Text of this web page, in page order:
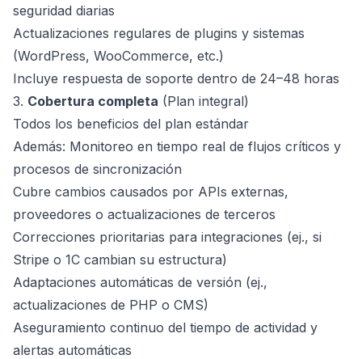
seguridad diarias
Actualizaciones regulares de plugins y sistemas
(WordPress, WooCommerce, etc.)
Incluye respuesta de soporte dentro de 24–48 horas
3. Cobertura completa (Plan integral)
Todos los beneficios del plan estándar
Además: Monitoreo en tiempo real de flujos críticos y
procesos de sincronización
Cubre cambios causados por APIs externas,
proveedores o actualizaciones de terceros
Correcciones prioritarias para integraciones (ej., si
Stripe o 1C cambian su estructura)
Adaptaciones automáticas de versión (ej.,
actualizaciones de PHP o CMS)
Aseguramiento continuo del tiempo de actividad y
alertas automáticas